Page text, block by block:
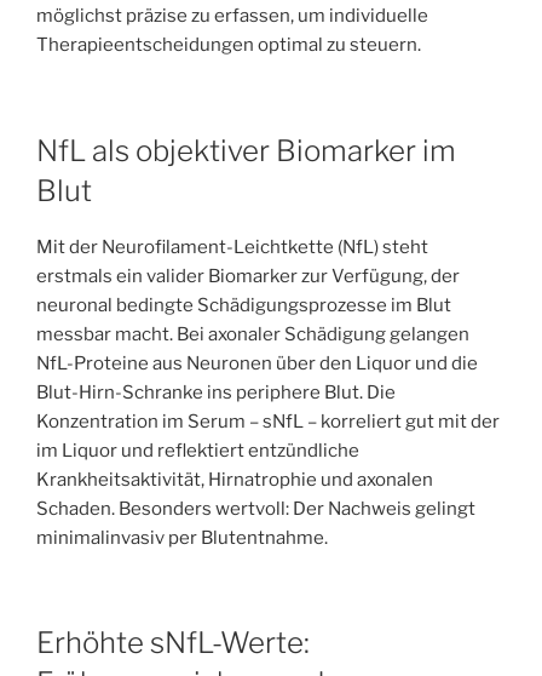
möglichst präzise zu erfassen, um individuelle
Therapieentscheidungen optimal zu steuern.
NfL als objektiver Biomarker im
Blut
Mit der Neurofilament-Leichtkette (NfL) steht
erstmals ein valider Biomarker zur Verfügung, der
neuronal bedingte Schädigungsprozesse im Blut
messbar macht. Bei axonaler Schädigung gelangen
NfL-Proteine aus Neuronen über den Liquor und die
Blut-Hirn-Schranke ins periphere Blut. Die
Konzentration im Serum – sNfL – korreliert gut mit der
im Liquor und reflektiert entzündliche
Krankheitsaktivität, Hirnatrophie und axonalen
Schaden. Besonders wertvoll: Der Nachweis gelingt
minimalinvasiv per Blutentnahme.
Erhöhte sNfL-Werte: